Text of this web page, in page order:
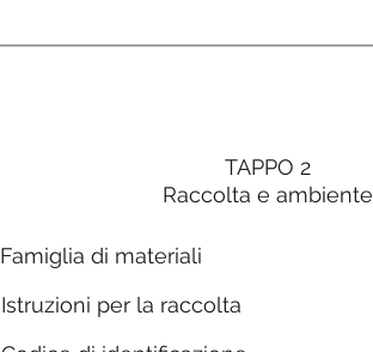
TAPPO 2
Raccolta e ambiente
Famiglia di materiali
Istruzioni per la raccolta